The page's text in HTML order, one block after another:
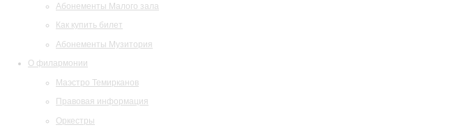
Абонементы Малого зала
Как купить билет
Абонементы Музитория
О филармонии
Маэстро Темирканов
Правовая информация
Оркестры